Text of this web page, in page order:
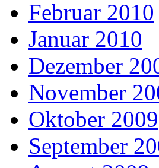
Februar 2010
Januar 2010
Dezember
November
Oktober 2009
September